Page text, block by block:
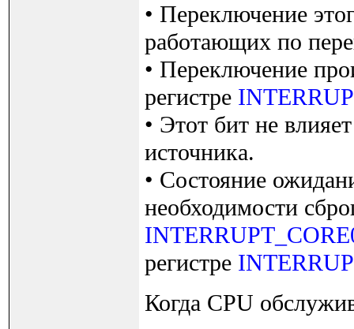
• Переключение
работающих по
• Переключение
регистре
• Этот бит не
источника.
• Состояние
необходимости
регистре
Когда CPU